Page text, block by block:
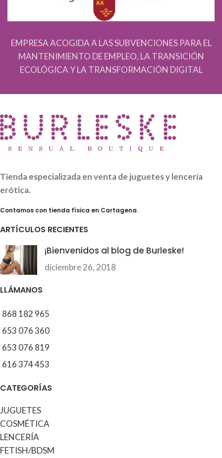
EMPRESA ACOGIDA A LAS SUBVENCIONES PARA EL
MANTENIMIENTO DE EMPLEO, LA TRANSICIÓN
ECOLÓGICA Y LA TRANSFORMACIÓN DIGITAL
Tienda especializada en venta de juguetes y lencería
erótica.
Contamos con tienda física en Cartagena.
ARTÍCULOS RECIENTES
¡Bienvenidos al blog de Burleske!
diciembre 26, 2018
LLÁMANOS
868 182 965
653 076 360
653 076 819
616 374 453
CATEGORÍAS
JUGUETES
COSMÉTICA
LENCERÍA
FETISH/BDSM